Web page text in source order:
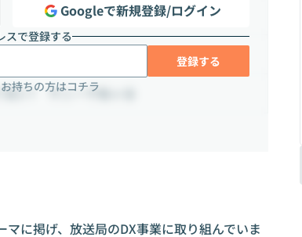
Googleで新規登録/ログイン
スで登録する
登録する
持ちの方はコチラ
目2-7 サニー千駄ヶ谷
に掲げ、放送局のDX事業に取り組んでいま